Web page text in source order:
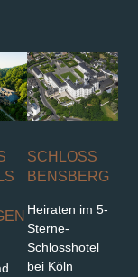
SCHLOSS
BENSBERG
Heiraten im 5-
Sterne-
Schlosshotel
bei Köln